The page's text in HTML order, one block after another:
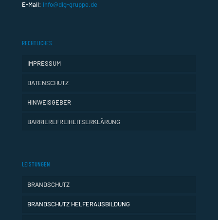
E-Mail: info@dig-gruppe.de
RECHTLICHES
IMPRESSUM
DATENSCHUTZ
HINWEISGEBER
BARRIEREFREIHEITSERKLÄRUNG
LEISTUNGEN
BRANDSCHUTZ
BRANDSCHUTZ HELFERAUSBILDUNG